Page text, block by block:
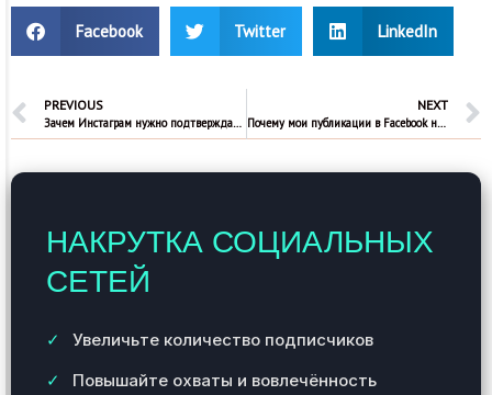
Facebook Twitter LinkedIn
PREVIOUS
Зачем Инстаграм нужно подтверждать мою личность?
NEXT
Почему мои публикации в Facebook не синхронизируются с Инстаграм
НАКРУТКА СОЦИАЛЬНЫХ
СЕТЕЙ
Увеличьте количество подписчиков
Повышайте охваты и вовлечённость